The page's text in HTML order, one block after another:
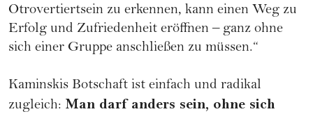
Otrovertiertsein zu erkennen, kann einen Weg zu
Erfolg und Zufriedenheit eröffnen – ganz ohne
sich einer Gruppe anschließen zu müssen.“
Kaminskis Botschaft ist einfach und radikal
zugleich: Man darf anders sein, ohne sich